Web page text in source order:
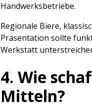
Handwerksbetriebe.
Regionale Biere,
Präsentation sollte
Werkstatt
4. Wie
Mitteln?